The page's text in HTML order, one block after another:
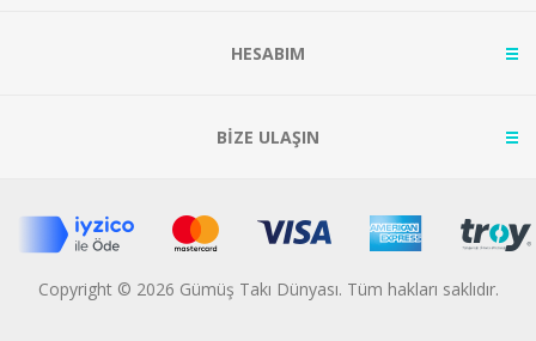
HESABIM
BİZE ULAŞIN
Copyright © 2026 Gümüş Takı Dünyası. Tüm hakları saklıdır.